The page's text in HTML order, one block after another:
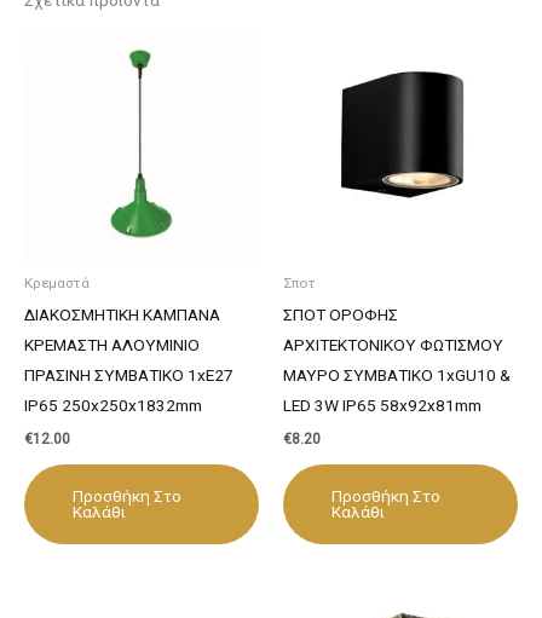
Κρεμαστά
ΔΙΑΚΟΣΜΗΤΙΚΗ ΚΑΜΠΑΝΑ
ΚΡΕΜΑΣΤΗ ΑΛΟΥΜΙΝΙΟ
ΠΡΑΣΙΝΗ ΣΥΜΒΑΤΙΚΟ 1xE27
IP65 250x250x1832mm
€12.00
Προσθήκη Στο
Καλάθι
Σποτ
ΣΠΟΤ ΟΡΟΦΗΣ
ΑΡΧΙΤΕΚΤΟΝΙΚΟΥ ΦΩΤΙΣΜΟΥ
ΜΑΥΡΟ ΣΥΜΒΑΤΙΚΟ 1xGU10 &
LED 3W IP65 58x92x81mm
€8.20
Προσθήκη Στο
Καλάθι